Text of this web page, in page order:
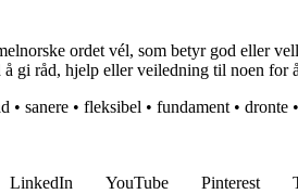
ordet vél, som betyr god eller
gi råd, hjelp eller veiledning til noen for
• sanere • fleksibel • fundament • dronte •
LinkedIn YouTube Pinterest